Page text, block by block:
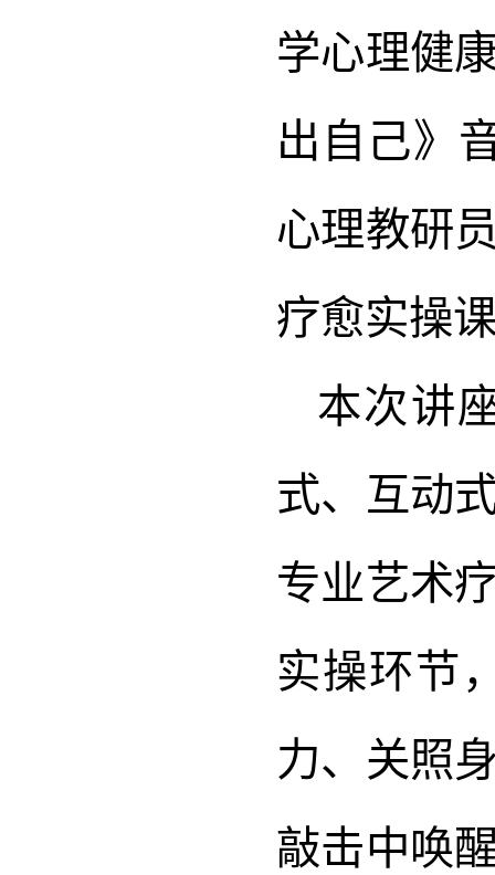
学心理健
出自己》
心理教研
疗愈实操
本次讲
式、互动
专业艺术
实操环节
力、关照
敲击中唤